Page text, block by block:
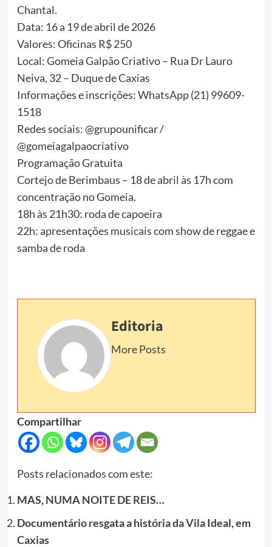
Chantal.
Data: 16 a 19 de abril de 2026
Valores: Oficinas R$ 250
Local: Gomeia Galpão Criativo – Rua Dr Lauro
Neiva, 32 – Duque de Caxias
Informações e inscrições: WhatsApp (21) 99609-
1518
Redes sociais: @grupounificar /
@gomeiagalpaocriativo
Programação Gratuita
Cortejo de Berimbaus – 18 de abril às 17h com
concentração no Gomeia.
18h às 21h30: roda de capoeira
22h: apresentações musicais com show de reggae e
samba de roda
Editoria
More Posts
Compartilhar
Posts relacionados com este:
MAS, NUMA NOITE DE REIS…
Documentário resgata a história da Vila Ideal, em
Caxias